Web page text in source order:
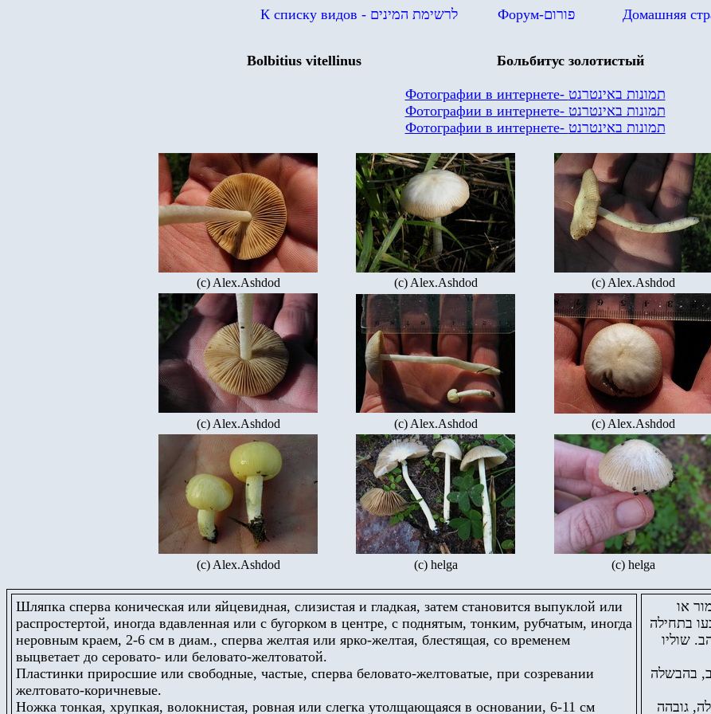
К списку видов - לרשימת המינים Форум-פורום Домашняя
Bolbitius vitellinus Больбитус золотистый
Фотографии в интернете- תמונות באינטרנט
Фотографии в интернете- תמונות באינטרנט
Фотографии в интернете- תמונות באינטרנט
(c) Alex.Ashdod (c) Alex.Ashdod (c) Alex.Ashdod
(c) Alex.Ashdod (c) Alex.Ashdod (c) Alex.Ashdod
(c) Alex.Ashdod (c) helga (c) helga
Шляпка сперва коническая или яйцевидная, слизистая и гладкая, затем становится выпуклой или
распростертой, иногда вдавленная или с бугорком в центре, с поднятым, тонким, рубчатым, иногда
неровным краем, 2-6 см в диам., сперва желтая или ярко-желтая, блестящая, со временем
выцветает до серовато- или беловато-желтоватой.
Пластинки приросшие или свободные, частые, сперва беловато-желтоватые, при созревании
желтовато-коричневые.
Ножка тонкая, хрупкая, волокнистая, ровная или слегка утолщающаяся в основании, 6-11 см
או
במרכזו, קוטרו 2-6 ס"מ, צבעו בתחילה
שוליו
בהבשלה
גובהה